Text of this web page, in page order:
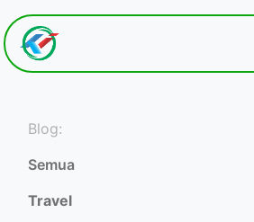
Blog:
Semua
Travel